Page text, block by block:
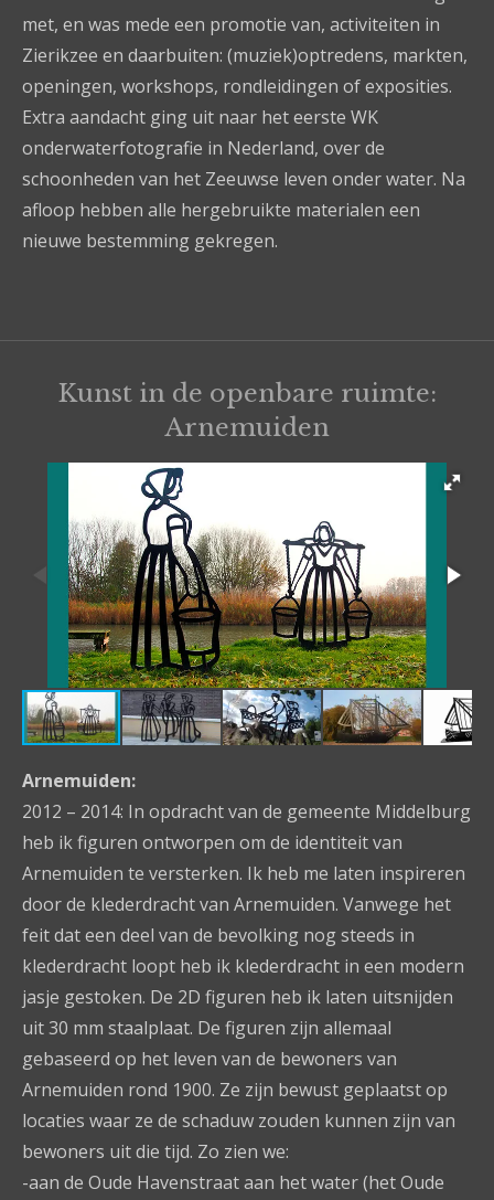
met, en was mede een promotie van, activiteiten in
Zierikzee en daarbuiten: (muziek)optredens, markten,
openingen, workshops, rondleidingen of exposities.
Extra aandacht ging uit naar het eerste WK
onderwaterfotografie in Nederland, over de
schoonheden van het Zeeuwse leven onder water. Na
afloop hebben alle hergebruikte materialen een
nieuwe bestemming gekregen.
Kunst in de openbare ruimte:
Arnemuiden
Arnemuiden:
2012 – 2014: In opdracht van de gemeente Middelburg
heb ik figuren ontworpen om de identiteit van
Arnemuiden te versterken. Ik heb me laten inspireren
door de klederdracht van Arnemuiden. Vanwege het
feit dat een deel van de bevolking nog steeds in
klederdracht loopt heb ik klederdracht in een modern
jasje gestoken. De 2D figuren heb ik laten uitsnijden
uit 30 mm staalplaat. De figuren zijn allemaal
gebaseerd op het leven van de bewoners van
Arnemuiden rond 1900. Ze zijn bewust geplaatst op
locaties waar ze de schaduw zouden kunnen zijn van
bewoners uit die tijd. Zo zien we:
-aan de Oude Havenstraat aan het water (het Oude